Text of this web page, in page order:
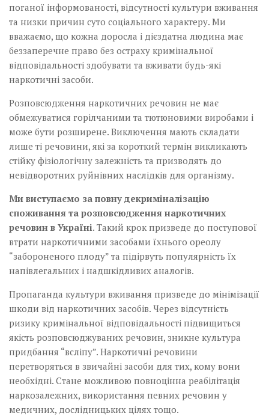
поганої інформованості, відсутності культури вживання
та низки причин суто соціального характеру. Ми
вважаємо, що кожна доросла і дієздатна людина має
беззаперечне право без остраху кримінальної
відповідальності здобувати та вживати будь-які
наркотичні засоби.
Розповсюдження наркотичних речовин не має
обмежуватися горілчаними та тютюновими виробами і
може бути розширене. Виключення мають складати
лише ті речовини, які за короткий термін викликають
стійку фізіологічну залежність та призводять до
невідворотних руйнівних наслідків для організму.
Ми виступаємо за повну декриміналізацію
споживання та розповсюдження наркотичних
речовин в Україні. Такий крок призведе до поступової
втрати наркотичними засобами їхнього ореолу
“забороненого плоду” та підірвуть популярність їх
напівлегальних і надшкідливих аналогів.
Пропаганда культури вживання призведе до мінімізації
шкоди від наркотичних засобів. Через відсутність
ризику кримінальної відповідальності підвищиться
якість розповсюджуваних речовин, зникне культура
придбання “всліпу”. Наркотичні речовини
перетворяться в звичайні засоби для тих, кому вони
необхідні. Стане можливою повноцінна реабілітація
наркозалежних, використання певних речовин у
медичних, дослідницьких цілях тощо.